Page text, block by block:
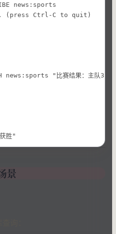
news:sports
(press Ctrl-C to quit)
"比赛结果：主队3:1
胜"
景